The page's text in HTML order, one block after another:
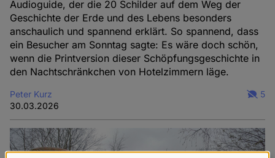
Audioguide, der die 20 Schilder auf dem Weg der
Geschichte der Erde und des Lebens besonders
anschaulich und spannend erklärt. So spannend, dass
ein Besucher am Sonntag sagte: Es wäre doch schön,
wenn die Printversion dieser Schöpfungsgeschichte in
den Nachtschränkchen von Hotelzimmern läge.
Peter Kurz
30.03.2026
5